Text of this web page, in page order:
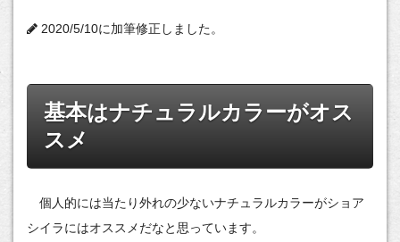
2020/5/10に加筆修正しました。
基本はナチュラルカラーがオス
スメ
個人的には当たり外れの少ないナチュラルカラーがショア
シイラにはオススメだなと思っています。